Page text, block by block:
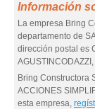
Información
La empresa Bring
departamento de
dirección postal es
Bring Constructora
ACCIONES
esta empresa,